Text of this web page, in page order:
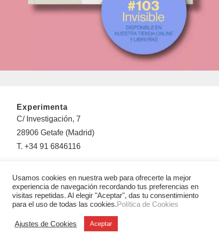
Experimenta
C/ Investigación, 7
28906 Getafe (Madrid)
T. +34 91 6846116
Aviso legal
Condiciones Generales de Uso y Venta
Politica de privacidad
Política de cookies
Usamos cookies en nuestra web para ofrecerte la mejor
experiencia de navegación recordando tus preferencias en
visitas repetidas. Al elegir "Aceptar", das tu consentimiento
para el uso de todas las cookies.Política de Cookies
Ajustes de Cookies Aceptar